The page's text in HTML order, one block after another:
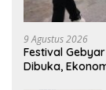
9 Agustus 2026
Festival
Dibuka,